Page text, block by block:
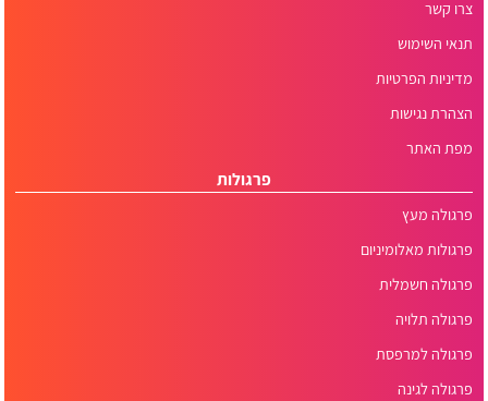
צרו קשר
תנאי השימוש
מדיניות הפרטיות
הצהרת נגישות
מפת האתר
פרגולות
פרגולה מעץ
פרגולות מאלומיניום
פרגולה חשמלית
פרגולה תלויה
פרגולה למרפסת
פרגולה לגינה